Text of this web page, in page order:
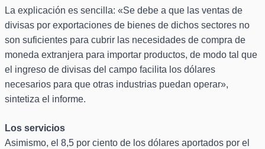
La explicación es sencilla: «Se debe a que las ventas de
divisas por exportaciones de bienes de dichos sectores no
son suficientes para cubrir las necesidades de compra de
moneda extranjera para importar productos, de modo tal que
el ingreso de divisas del campo facilita los dólares
necesarios para que otras industrias puedan operar»,
sintetiza el informe.
Los servicios
Asimismo, el 8,5 por ciento de los dólares aportados por el